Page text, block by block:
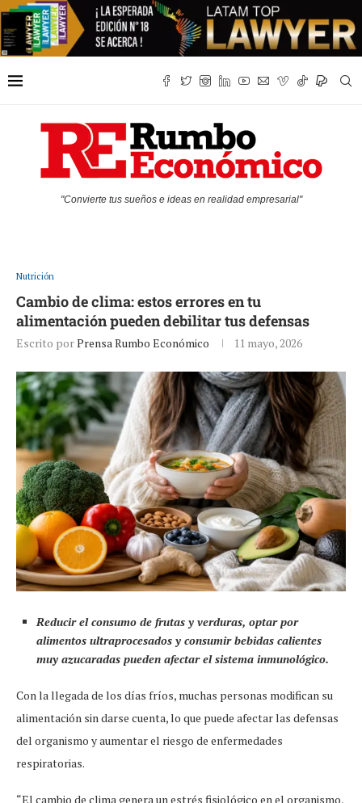
"Convierte tus sueños e ideas en realidad empresarial"
Nutrición
Cambio de clima: estos errores en tu
alimentación pueden debilitar tus defensas
Escrito porPrensa Rumbo Económico 11 mayo, 2026
Reducir el consumo de frutas y verduras, optar por
alimentos ultraprocesados y consumir bebidas calientes
muy azucaradas pueden afectar el sistema inmunológico.
Con la llegada de los días fríos, muchas personas modifican su
alimentación sin darse cuenta, lo que puede afectar las defensas
del organismo y aumentar el riesgo de enfermedades
respiratorias.
“El cambio de clima genera un estrés fisiológico en el organismo,